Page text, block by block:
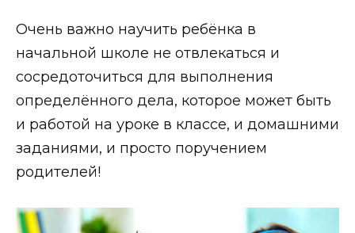
Очень важно научить ребёнка в
начальной школе не отвлекаться и
сосредоточиться для выполнения
определённого дела, которое может быть
и работой на уроке в классе, и домашними
заданиями, и просто поручением
родителей!